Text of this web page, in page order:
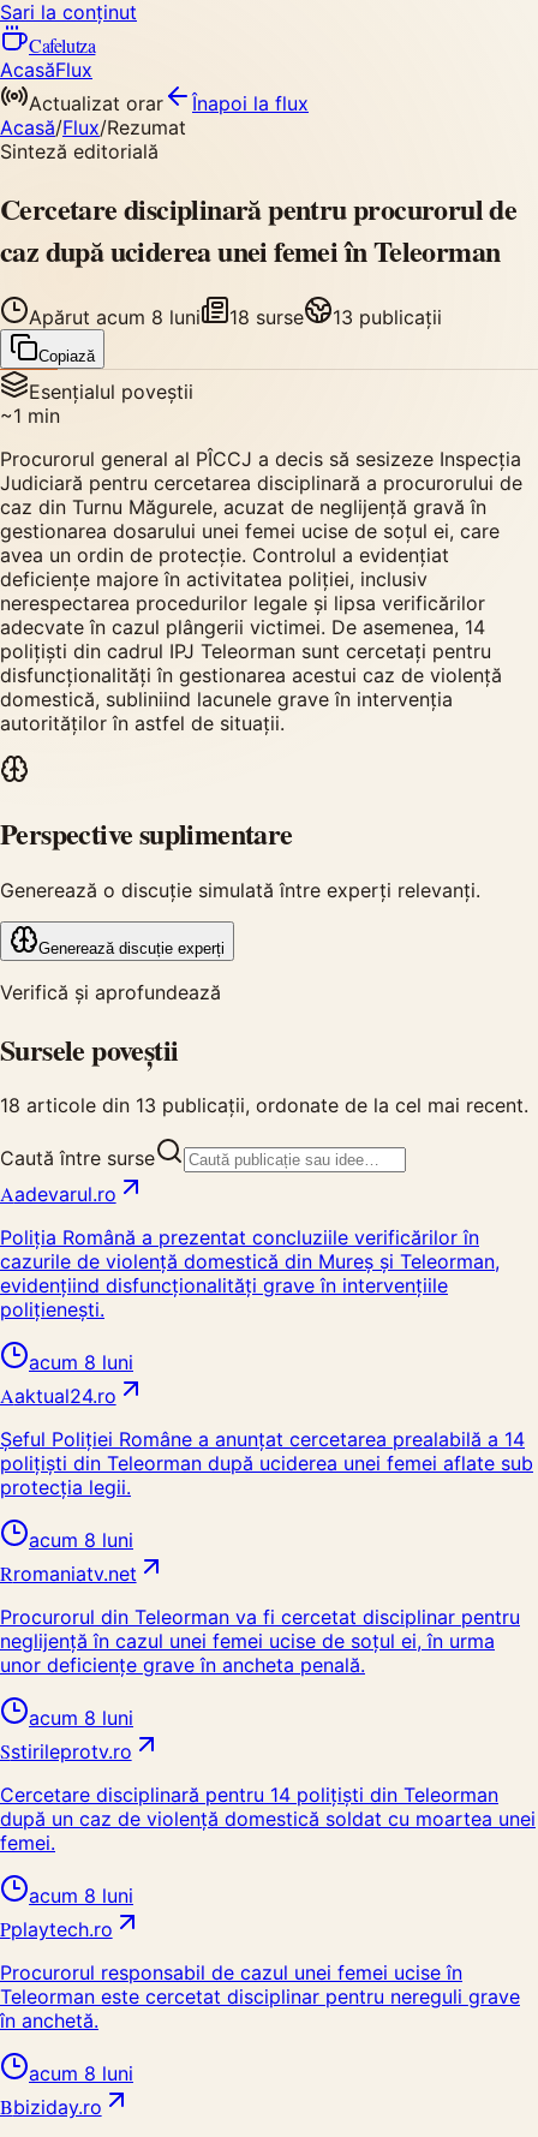
Sari la conținut
Cafelutza
AcasăFlux
Actualizat orar
Înapoi la flux
Acasă/Flux/Rezumat
Sinteză editorială
Cercetare disciplinară pentru procurorul de
caz după uciderea unei femei în Teleorman
Apărut acum 8 luni 18 surse 13 publicații
Copiază
Esențialul poveștii
~1 min
Procurorul general al PÎCCJ a decis să sesizeze Inspecția
Judiciară pentru cercetarea disciplinară a procurorului de
caz din Turnu Măgurele, acuzat de neglijență gravă în
gestionarea dosarului unei femei ucise de soțul ei, care
avea un ordin de protecție. Controlul a evidențiat
deficiențe majore în activitatea poliției, inclusiv
nerespectarea procedurilor legale și lipsa verificărilor
adecvate în cazul plângerii victimei. De asemenea, 14
polițiști din cadrul IPJ Teleorman sunt cercetați pentru
disfuncționalități în gestionarea acestui caz de violență
domestică, subliniind lacunele grave în intervenția
autorităților în astfel de situații.
Perspective suplimentare
Generează o discuție simulată între experți relevanți.
Generează discuție experți
Verifică și aprofundează
Sursele poveștii
18 articole din 13 publicații, ordonate de la cel mai recent.
Caută între surse
Aadevarul.ro
Poliția Română a prezentat concluziile verificărilor în
cazurile de violență domestică din Mureș și Teleorman,
evidențiind disfuncționalități grave în intervențiile
polițienești.
acum 8 luni
Aaktual24.ro
Șeful Poliției Române a anunțat cercetarea prealabilă a 14
polițiști din Teleorman după uciderea unei femei aflate sub
protecția legii.
acum 8 luni
Rromaniatv.net
Procurorul din Teleorman va fi cercetat disciplinar pentru
neglijență în cazul unei femei ucise de soțul ei, în urma
unor deficiențe grave în ancheta penală.
acum 8 luni
Sstirileprotv.ro
Cercetare disciplinară pentru 14 polițiști din Teleorman
după un caz de violență domestică soldat cu moartea unei
femei.
acum 8 luni
Pplaytech.ro
Procurorul responsabil de cazul unei femei ucise în
Teleorman este cercetat disciplinar pentru nereguli grave
în anchetă.
acum 8 luni
Bbiziday.ro